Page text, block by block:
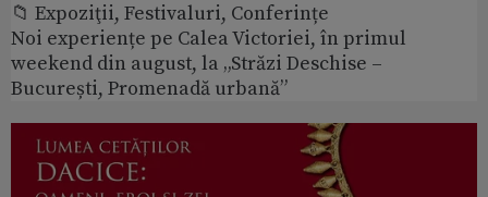
📁 Expoziţii, Festivaluri, Conferințe
Noi experiențe pe Calea Victoriei, în primul
weekend din august, la „Străzi Deschise –
București, Promenadă urbană”